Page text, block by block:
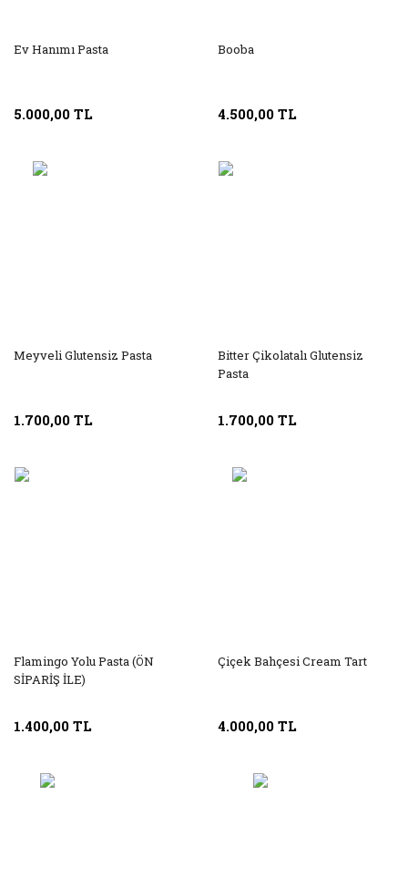
Ev Hanımı Pasta
5.000,00 TL
Booba
4.500,00 TL
Meyveli Glutensiz Pasta
1.700,00 TL
Bitter Çikolatalı Glutensiz
Pasta
1.700,00 TL
Flamingo Yolu Pasta (ÖN
SİPARİŞ İLE)
1.400,00 TL
Çiçek Bahçesi Cream Tart
4.000,00 TL